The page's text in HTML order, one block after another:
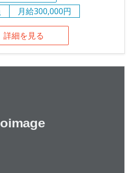
月給300,000円
詳細を見る